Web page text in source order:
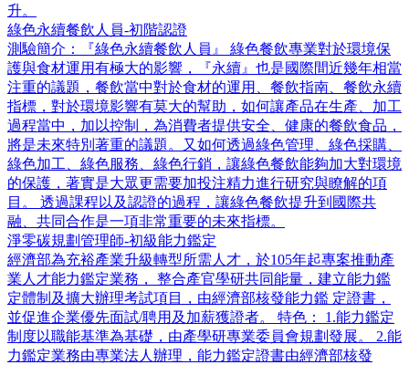
升。
綠色永續餐飲人員-初階認證
測驗簡介：『綠色永續餐飲人員』 綠色餐飲專業對於環境保
護與食材運用有極大的影響，『永續』也是國際間近幾年相當
注重的議題，餐飲當中對於食材的運用、餐飲指南、餐飲永續
指標，對於環境影響有莫大的幫助，如何讓產品在生產、加工
過程當中，加以控制，為消費者提供安全、健康的餐飲食品，
將是未來特別著重的議題。又如何透過綠色管理、綠色採購、
綠色加工、綠色服務、綠色行銷，讓綠色餐飲能夠加大對環境
的保護，著實是大眾更需要加投注精力進行研究與瞭解的項
目。 透過課程以及認證的過程，讓綠色餐飲提升到國際共
融、共同合作是一項非常重要的未來指標。
淨零碳規劃管理師-初級能力鑑定
經濟部為充裕產業升級轉型所需人才，於105年起專案推動產
業人才能力鑑定業務， 整合產官學研共同能量，建立能力鑑
定體制及擴大辦理考試項目，由經濟部核發能力鑑 定證書，
並促進企業優先面試/聘用及加薪獲證者。 特色： 1.能力鑑定
制度以職能基準為基礎，由產學研專業委員會規劃發展。 2.能
力鑑定業務由專業法人辦理，能力鑑定證書由經濟部核發